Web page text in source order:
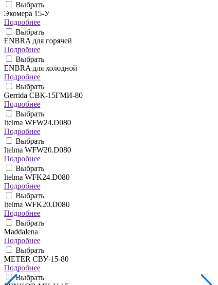
Выбрать
Экомера 15-У
Подробнее
Выбрать
ENBRA для горячей
Подробнее
Выбрать
ENBRA для холодной
Подробнее
Выбрать
Gerrida СВК-15ГМИ-80
Подробнее
Выбрать
Itelma WFW24.D080
Подробнее
Выбрать
Itelma WFW20.D080
Подробнее
Выбрать
Itelma WFK24.D080
Подробнее
Выбрать
Itelma WFK20.D080
Подробнее
Выбрать
Maddalena
Подробнее
Выбрать
METER СВУ-15-80
Подробнее
Выбрать